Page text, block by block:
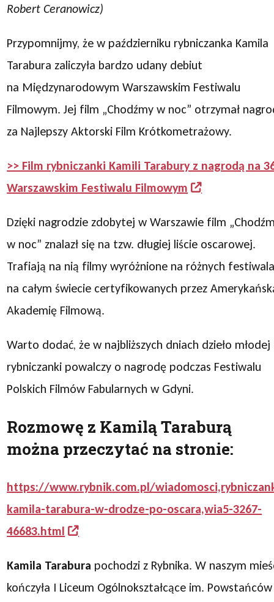
Robert Ceranowicz)
Przypomnijmy, że w październiku rybniczanka Kamila
Tarabura zaliczyła bardzo udany debiut
na Międzynarodowym Warszawskim Festiwalu
Filmowym. Jej film „Chodźmy w noc” otrzymał
za Najlepszy Aktorski Film Krótkometrażowy.
>> Film rybniczanki Kamili Tarabury z nagrodą na
Warszawskim Festiwalu Filmowym
Dzięki nagrodzie zdobytej w Warszawie film
w noc” znalazł się na tzw. długiej liście oscarowej.
Trafiają na nią filmy wyróżnione na różnych
na całym świecie certyfikowanych przez
Akademię Filmową.
Warto dodać, że w najbliższych dniach dzieło młodej
rybniczanki powalczy o nagrodę podczas Festiwalu
Polskich Filmów Fabularnych w Gdyni.
Rozmowę z Kamilą Taraburą
można przeczytać na stronie:
https://www.rybnik.com.pl/
kamila-tarabura-w-drodze-po-oscara,wia5-3267-
46683.html
Kamila Tarabura pochodzi z Rybnika. W naszym
kończyła I Liceum Ogólnokształcące im. Powstańców